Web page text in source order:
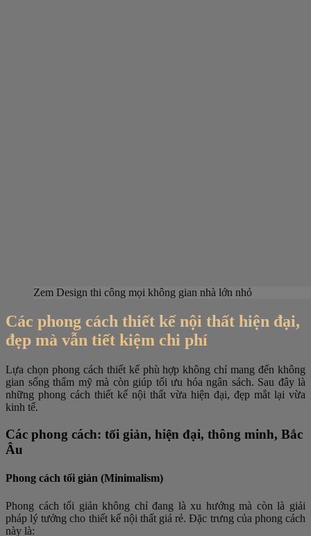
Zem Design thi công mọi không gian nhà lớn nhỏ
Các phong cách thiết kế nội thất hiện đại,
đẹp mà vẫn tiết kiệm chi phí
Lựa chọn phong cách thiết kế phù hợp không chỉ mang đến không
gian sống thẩm mỹ mà còn giúp tối ưu hóa ngân sách. Sau đây là
những phong cách thiết kế nội thất vừa hiện đại, đẹp mắt lại vừa
kinh tế.
Các phong cách: tối giản, hiện đại, thông minh, Bắc
Âu
Phong cách tối giản (Minimalism)
Phong cách tối giản không chỉ đang là xu hướng mà còn là giải
pháp lý tưởng cho thiết kế nội thất giá rẻ. Đặc trưng của phong cách
này là: